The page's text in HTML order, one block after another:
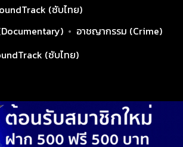
(ซับไทย)
• อาชญากรรม (Crime)
(ซับไทย)